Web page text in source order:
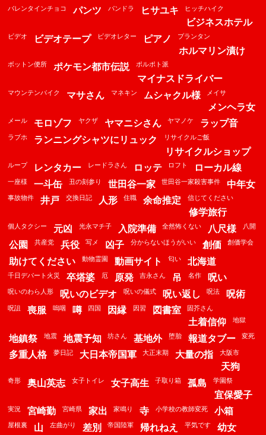
バレンタインチョコ パンツ パンドラ ヒサユキ ヒッチハイク
ビジネスホテル
ビデオ ビデオテープ ビデオレター ピアノ プランタン
ホルマリン漬け
ボットン便所 ポケモン都市伝説 ポルポト派
マイナスドライバー
マウンテンバイク マサさん マネキン ムシャクル様 メイサ
メンヘラ女
メール モロゾフ ヤクザ ヤマニシさん ヤマノケ ラップ音
ラブホ ランニングシャツにリュック リサイクルご飯
リサイクルショップ
ループ レンタカー レードラさん ロッテ ロフト ローカル線
一座様 一斗缶 丑の刻参り 世田谷一家 世田谷一家殺害事件 中年女
事故物件 井戸 交換日記 人形 住職 余命推定 信じてください
修学旅行
個人タクシー 元凶 光永マチ子 入院準備 全然怖くない 八尺様 八開
公園 共産党 兵役 写メ 凶子 分からないほうがいい 創価 創価学会
助けてください 動物霊園 動画サイト 匂い 北海道
千日デパート火災 卒塔婆 厄 原発 吉永さん 吊 名作 呪い
呪いのわら人形 呪いのビデオ 呪いの儀式 呪い返し 呪法 呪術
呪詛 喪服 嗚咽 噂 四国 因縁 因習 図書室 固芥さん
土着信仰 地獄
地鎮祭 地震 地震予知 坊さん 基地外 堕胎 報道タブー 変死
多重人格 夢日記 大日本帝国軍 大正末期 大量の指 大阪市
天狗
奇形 奥山英志 女子トイレ 女子高生 子取り箱 孤島 学園祭
宜保愛子
実況 宮崎勤 宮崎県 家出 家鳴り 寺 小学校の教師変死 小箱
屋根裏 山 左曲がり 差別 帝国陸軍 帰れねえ 平気です 幼女